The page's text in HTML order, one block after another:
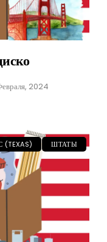
2024
(TEXAS) ШТАТЫ